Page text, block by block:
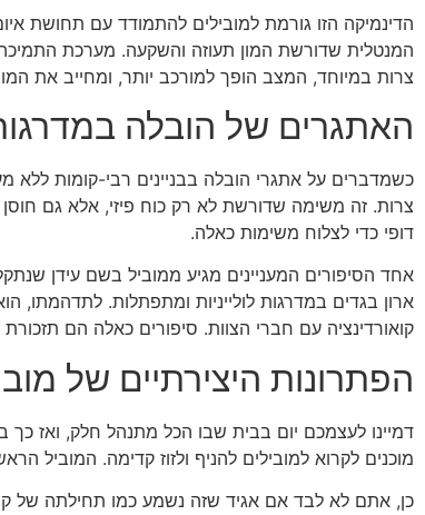
הדינמיקה הזו גורמת למובילים להתמודד עם תחושת
המנטלית שדורשת המון תעוזה והשקעה. מערכת
צרות במיוחד, המצב הופך למורכב יותר, ומחייב את
האתגרים של הובלה
כשמדברים על אתגרי הובלה בבניינים רבי-קומות ללא
צרות. זה משימה שדורשת לא רק כוח פיזי, אלא גם
דופי כדי לצלוח משימות כאלה.
אחד הסיפורים המעניינים מגיע ממוביל בשם עידן
ארון בגדים במדרגות לולייניות ומתפתלות.
קואורדינציה עם חברי הצוות. סיפורים כאלה הם
הפתרונות היצירתיים של
דמיינו לעצמכם יום בבית שבו הכל מתנהל חלק, ואז
מוכנים לקרוא למובילים להניף ולזוז קדימה. המוביל
כן, אתם לא לבד אם אגיד שזה נשמע כמו תחילתה של